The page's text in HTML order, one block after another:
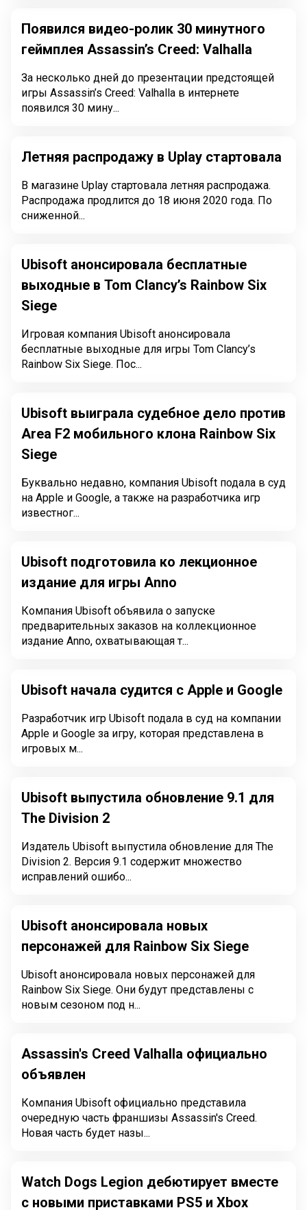
Появился видео-ролик 30 минутного
геймплея Assassin’s Creed: Valhalla
За несколько дней до презентации предстоящей
игры Assassin’s Creed: Valhalla в интернете
появился 30 мину...
Летняя распродажу в Uplay стартовала
В магазине Uplay стартовала летняя распродажа.
Распродажа продлится до 18 июня 2020 года. По
сниженной...
Ubisoft анонсировала бесплатные
выходные в Tom Clancy’s Rainbow Six
Siege
Игровая компания Ubisoft анонсировала
бесплатные выходные для игры Tom Clancy’s
Rainbow Six Siege. Пос...
Ubisoft выиграла судебное дело против
Area F2 мобильного клона Rainbow Six
Siege
Буквально недавно, компания Ubisoft подала в суд
на Apple и Google, а также на разработчика игр
известног...
Ubisoft подготовила ко лекционное
издание для игры Anno
Компания Ubisoft объявила о запуске
предварительных заказов на коллекционное
издание Anno, охватывающая т...
Ubisoft начала судится с Apple и Google
Разработчик игр Ubisoft подала в суд на компании
Apple и Google за игру, которая представлена в
игровых м...
Ubisoft выпустила обновление 9.1 для
The Division 2
Издатель Ubisoft выпустила обновление для The
Division 2. Версия 9.1 содержит множество
исправлений ошибо...
Ubisoft анонсировала новых
персонажей для Rainbow Six Siege
Ubisoft анонсировала новых персонажей для
Rainbow Six Siege. Они будут представлены с
новым сезоном под н...
Assassin's Creed Valhalla официально
объявлен
Компания Ubisoft официально представила
очередную часть франшизы Assassin's Creed.
Новая часть будет назы...
Watch Dogs Legion дебютирует вместе
с новыми приставками PS5 и Xbox